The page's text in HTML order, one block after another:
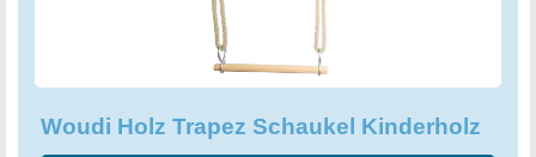
ein spannendes Spielzeug, das ihre Abenteuerlust weckt
und ihre körperliche Geschicklichkeit fördert.
Woudi Holz Trapez Schaukel Kinderholz